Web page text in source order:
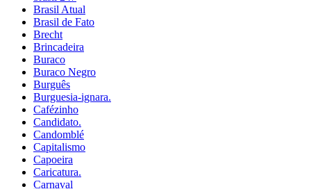
Brasil Atual
Brasil de Fato
Brecht
Brincadeira
Buraco
Buraco Negro
Burguês
Burguesia-ignara.
Cafézinho
Candidato.
Candomblé
Capitalismo
Capoeira
Caricatura.
Carnaval